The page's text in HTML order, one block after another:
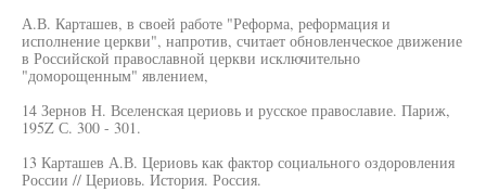
А.В. Карташев, в своей работе "Реформа, реформация и
исполнение церкви", напротив, считает обновленческое движение
в Российской православной церкви исключительно
"доморощенным" явлением,
14 Зернов Н. Вселенская цериовь и русское православие. Париж,
195Z С. 300 - 301.
13 Карташев А.В. Цериовь как фактор социального оздоровления
России // Цериовь. История. Россия.